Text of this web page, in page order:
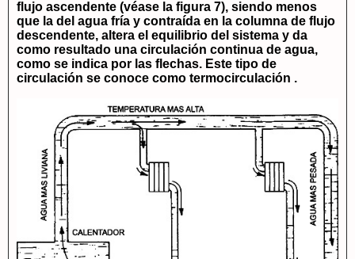
flujo ascendente (véase la figura 7), siendo menos
que la del agua fría y contraída en la columna de flujo
descendente, altera el equilibrio del sistema y da
como resultado una circulación continua de agua,
como se indica por las flechas. Este tipo de
circulación se conoce como termocirculación .